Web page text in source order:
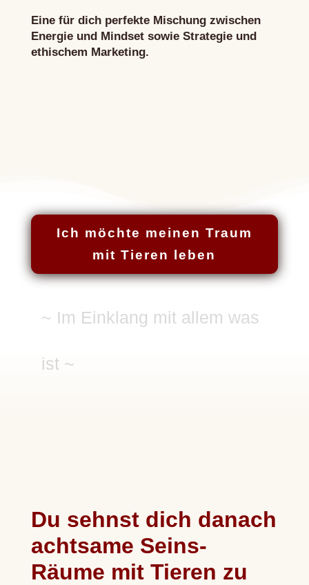
Eine für dich perfekte Mischung zwischen
Energie und Mindset sowie Strategie und
ethischem Marketing.
Ich möchte meinen Traum
mit Tieren leben
~ Im Einklang mit allem was
ist ~
Du sehnst dich danach
achtsame Seins-
Räume mit Tieren zu